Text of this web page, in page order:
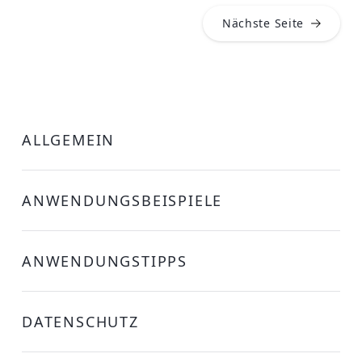
Nächste Seite
ALLGEMEIN
ANWENDUNGSBEISPIELE
ANWENDUNGSTIPPS
DATENSCHUTZ